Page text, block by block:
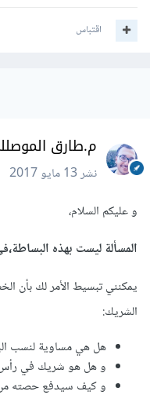
اقتباس
م.طارق
نشر13 مايو 2017
و عليكم السلام،
المسألة ليست بهذه
يمكنني تبسيط الأمر لك بأن
الشريك:
هل هي مساوية لنسب البقية
و هل هو شريك في رأس
و كيف سيدفع حصته من